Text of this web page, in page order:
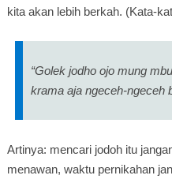
kita akan lebih berkah. (Kata-
“Golek jodho ojo mung
krama aja ngeceh-ngeceh
Artinya: mencari jodoh itu
menawan, waktu pernikahan